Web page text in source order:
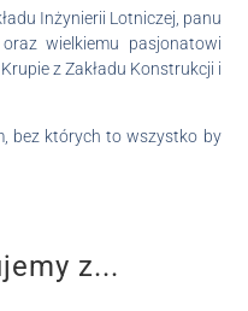
Inżynierii Lotniczej, panu
wielkiemu pasjonatowi
z Zakładu Konstrukcji i
bez których to wszystko by
z...